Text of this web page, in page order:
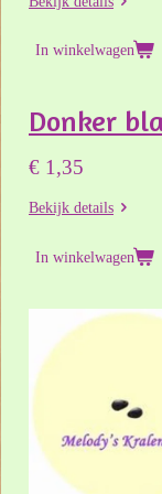
In winkelwagen
Donker
€ 1,35
Bekijk details
In winkelwagen